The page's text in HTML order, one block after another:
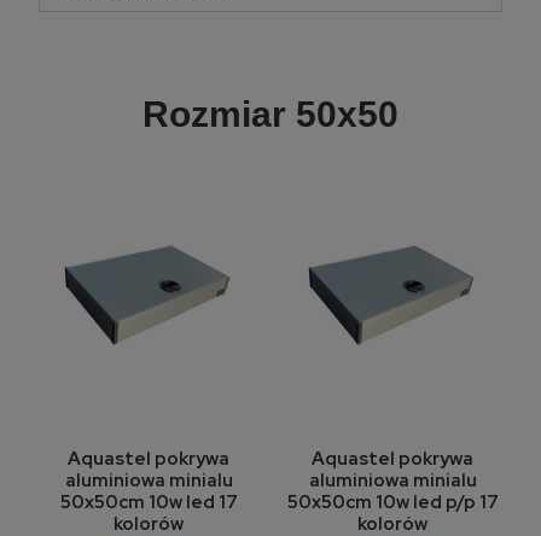
Rozmiar 50x50
Aquastel pokrywa
aluminiowa minialu
50x50cm 10w led 17
kolorów
Aquastel pokrywa
aluminiowa minialu
50x50cm 10w led p/p 17
kolorów